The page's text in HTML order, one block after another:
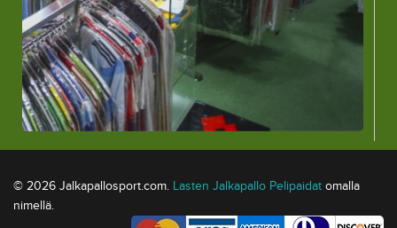
© 2026 Jalkapallosport.com. Lasten Jalkapallo Pelipaidat omalla
nimellä.